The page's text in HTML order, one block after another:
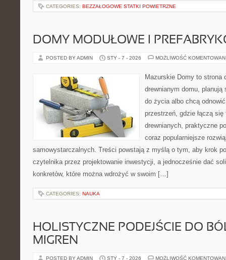
CATEGORIES: BEZZAŁOGOWE STATKI POWIETRZNE
DOMY MODUŁOWE I
POSTED BY ADMIN STY - 7 - 2026 MOŻLIWOŚĆ
Mazurskie Domy to strona
drewnianym domu, planują
do życia albo chcą
przestrzeń, gdzie łączą
drewnianych, praktyczne
coraz popularniejsze
samowystarczalnych. Treści powstają z myślą o tym, aby krok
czytelnika przez projektowanie inwestycji, a jednocześnie dać
konkretów, które można wdrożyć w swoim […]
CATEGORIES: NAUKA
HOLISTYCZNE PODEJŚCIE DO
MIGREN
POSTED BY ADMIN STY - 7 - 2026 MOŻLIWOŚĆ